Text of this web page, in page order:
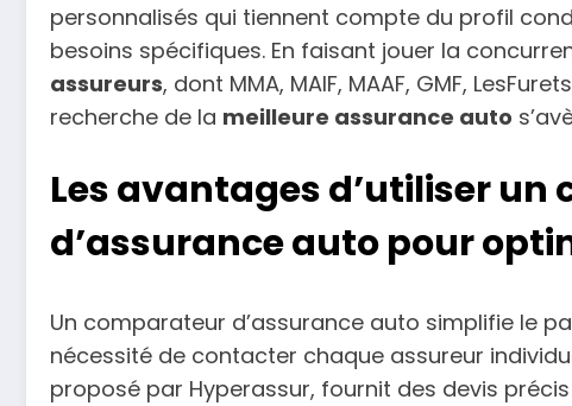
personnalisés qui tiennent compte du profil
besoins spécifiques. En faisant jouer la
assureurs, dont MMA, MAIF, MAAF, GMF,
recherche de la meilleure assurance auto
Les avantages d’utiliser
d’assurance auto pour
Un comparateur d’assurance auto simplifie le
nécessité de contacter chaque assureur
proposé par Hyperassur, fournit des devis